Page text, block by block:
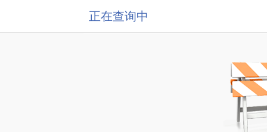
正在查询中